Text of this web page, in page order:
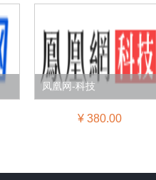
凤凰网-科技
¥ 380.00